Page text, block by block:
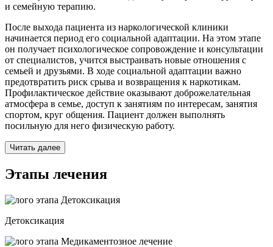
и семейную терапию.
После выхода пациента из наркологической клиники
начинается период его социальной адаптации. На этом этапе
он получает психологическое сопровождение и консультации
от специалистов, учится выстраивать новые отношения с
семьей и друзьями. В ходе социальной адаптации важно
предотвратить риск срыва и возвращения к наркотикам.
Профилактическое действие оказывают доброжелательная
атмосфера в семье, доступ к занятиям по интересам, занятия
спортом, круг общения. Пациент должен выполнять
посильную для него физическую работу.
Читать далее
Этапы лечения
Детоксикация